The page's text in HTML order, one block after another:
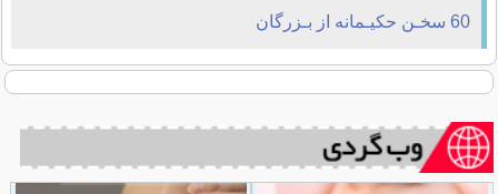
60 سخـن حکیـمانه از بـزرگان